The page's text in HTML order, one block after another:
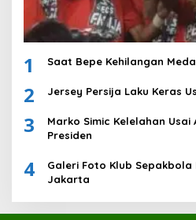
1 Saat Bepe Kehilangan
2 Jersey Persija Laku Keras
3
Marko Simic Kelelahan
Presiden
4
Galeri Foto Klub Sepakbola
Jakarta